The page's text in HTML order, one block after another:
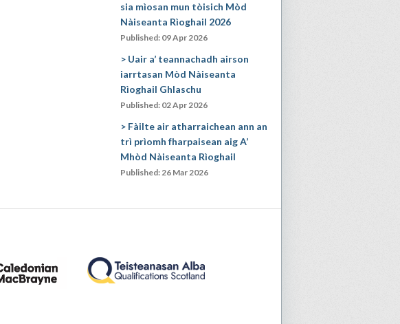
sia mìosan mun tòisich Mòd
Nàiseanta Rìoghail 2026
Published: 09 Apr 2026
Uair a’ teannachadh airson
iarrtasan Mòd Nàiseanta
Rìoghail Ghlaschu
Published: 02 Apr 2026
Fàilte air atharraichean ann an
trì prìomh fharpaisean aig A’
Mhòd Nàiseanta Rìoghail
Published: 26 Mar 2026